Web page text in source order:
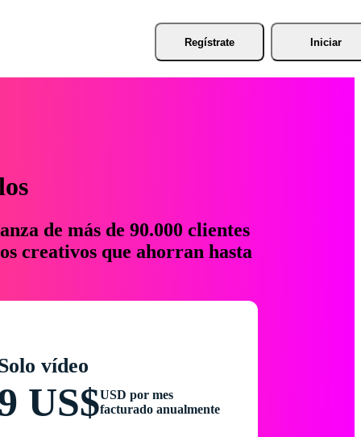
Regístrate Iniciar
de más de 90.000 clientes
creativos que ahorran hasta
vídeo
US$USD por mes
facturado anualmente